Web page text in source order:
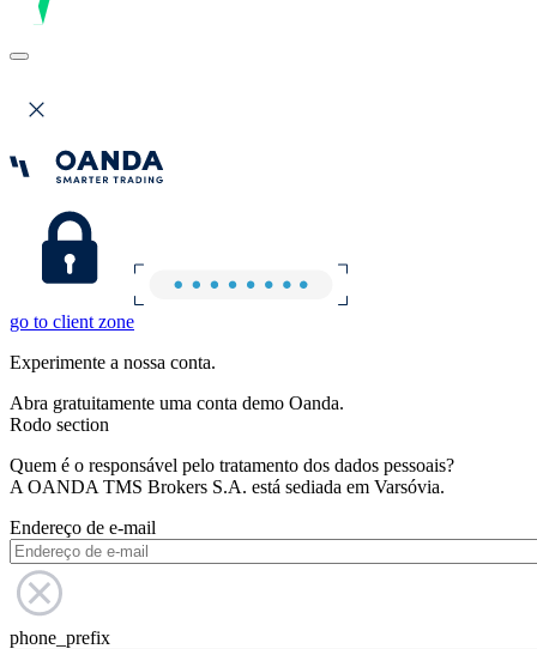
go to client zone
Experimente a nossa conta.
Abra gratuitamente uma conta demo Oanda.
Rodo section
Quem é o responsável pelo tratamento dos dados pessoais?
A OANDA TMS Brokers S.A. está sediada em Varsóvia.
Endereço de e-mail
phone_prefix